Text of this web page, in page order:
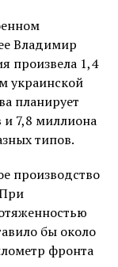
Владимир
произвела 1,4
украинской
планирует
и 7,8 миллиона
типов.
производство
бы около
фронта